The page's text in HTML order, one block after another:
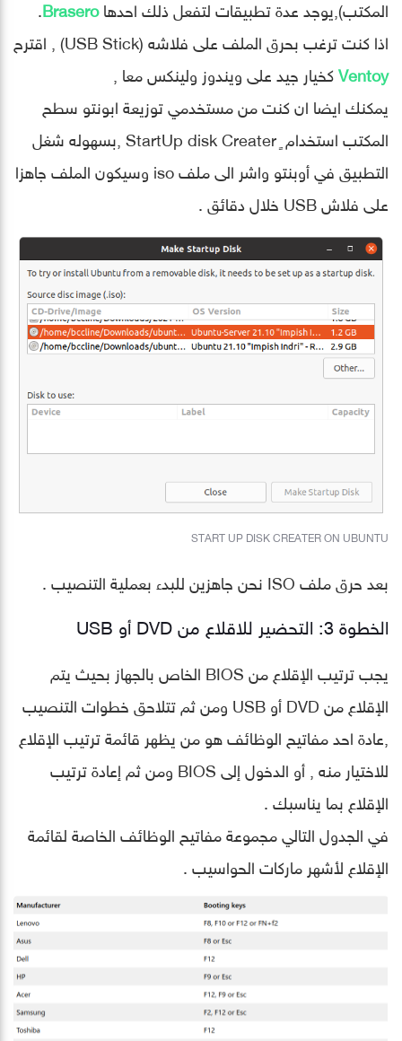
المكتب),يوجد عدة تطبيقات لتفعل ذلك احدهاBrasero
.
اذا كنت ترغب بحرق الملف على فلاشه (USB Stick) , اقترح
Ventoyكخيار جيد على ويندوز ولينكس معا ,
يمكنك ايضا ان كنت من مستخدمي توزيعة ابونتو سطح
المكتب استخدام ٍ StartUp disk Creater ,بسهوله شغل
التطبيق في أوبنتو واشر الى ملف iso وسيكون الملف جاهزا
على فلاش USB خلال دقائق .
START UP DISK CREATER ON UBUNTU
بعد حرق ملف ISO نحن جاهزين للبدء بعملية التنصيب .
الخطوة 3: التحضير للاقلاع من DVD أو USB
يجب ترتيب الإقلاع من BIOS الخاص بالجهاز بحيث يتم
الإقلاع من DVD أو USB ومن ثم تتلاحق خطوات التنصيب
,عادة احد مفاتيح الوظائف هو من يظهر قائمة ترتيب الإقلاع
للاختيار منه , أو الدخول إلى BIOS ومن ثم إعادة ترتيب
الإقلاع بما يناسبك .
في الجدول التالي مجموعة مفاتيح الوظائف الخاصة لقائمة
الإقلاع لأشهر ماركات الحواسيب .